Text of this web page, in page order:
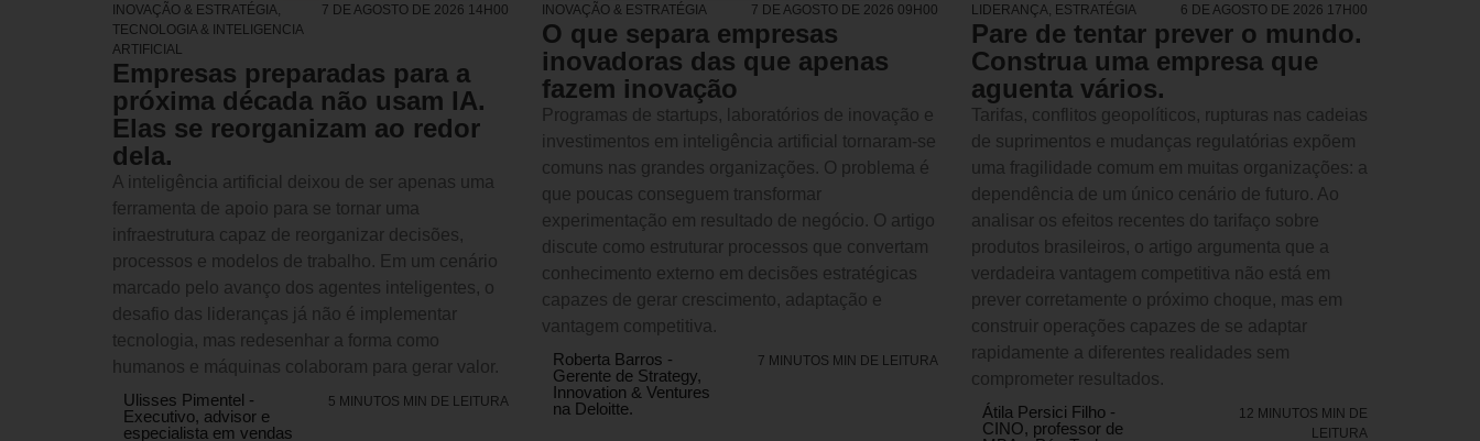
INOVAÇÃO & ESTRATÉGIA
TECNOLOGIA & INTELIGENCIA
ARTIFICIAL
7 DE AGOSTO DE 2026 14H00
Empresas preparadas para a
próxima década não usam IA.
Elas se reorganizam ao redor
dela.
A inteligência artificial deixou de ser apenas uma
ferramenta de apoio para se tornar uma
infraestrutura capaz de reorganizar decisões,
processos e modelos de trabalho. Em um cenário
marcado pelo avanço dos agentes inteligentes, o
desafio das lideranças já não é implementar
tecnologia, mas redesenhar a forma como
humanos e máquinas colaboram para gerar valor.
Ulisses Pimentel -
Executivo, advisor e
especialista em vendas
5 MINUTOS MIN DE LEITURA
INOVAÇÃO & ESTRATÉGIA 7 DE AGOSTO DE 2026 09H00
O que separa empresas
inovadoras das que apenas
fazem inovação
Programas de startups, laboratórios de inovação e
investimentos em inteligência artificial tornaram-se
comuns nas grandes organizações. O problema é
que poucas conseguem transformar
experimentação em resultado de negócio. O artigo
discute como estruturar processos que convertam
conhecimento externo em decisões estratégicas
capazes de gerar crescimento, adaptação e
vantagem competitiva.
Roberta Barros -
Gerente de Strategy,
Innovation & Ventures
na Deloitte.
7 MINUTOS MIN DE LEITURA
LIDERANÇA ESTRATÉGIA 6 DE AGOSTO DE 2026 17H00
Pare de tentar prever o mundo.
Construa uma empresa que
aguenta vários.
Tarifas, conflitos geopolíticos, rupturas nas cadeias
de suprimentos e mudanças regulatórias expõem
uma fragilidade comum em muitas organizações: a
dependência de um único cenário de futuro. Ao
analisar os efeitos recentes do tarifaço sobre
produtos brasileiros, o artigo argumenta que a
verdadeira vantagem competitiva não está em
prever corretamente o próximo choque, mas em
construir operações capazes de se adaptar
rapidamente a diferentes realidades sem
comprometer resultados.
Átila Persici Filho -
CINO, professor de
12 MINUTOS MIN DE
LEITURA